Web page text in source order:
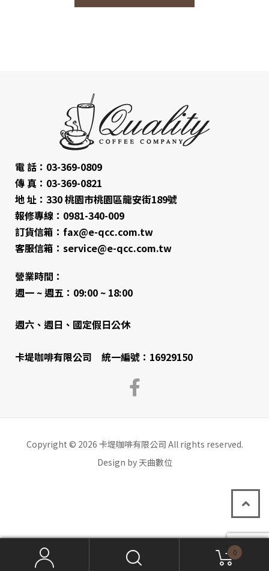
電 話：03-369-0809
傳 真：03-369-0821
地 址：330 桃園市桃園區龍安街189號
報修專線：0981-340-009
訂貨信箱：fax@e-qcc.com.tw
客服信箱：service@e-qcc.com.tw
營業時間：
週一 ~ 週五：09:00 ~ 18:00
週六、週日、國定假日公休
卡堤咖啡有限公司 統一編號：16929150
Copyright © 2026 卡堤咖啡有限公司 All rights reserved.
Design by 天曲數位
0